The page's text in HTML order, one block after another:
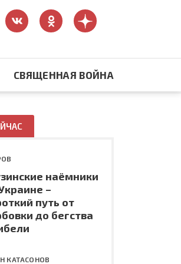
на Украине
СВЯЩЕННАЯ ВОЙНА
наёмники
–
путь от
до бегства
КАТАСОНОВ